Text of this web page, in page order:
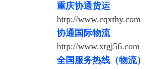
重庆协通货运
http://www.cqxthy.com
协通国际物流
http://www.xtgj56.com
全国服务热线（物流）